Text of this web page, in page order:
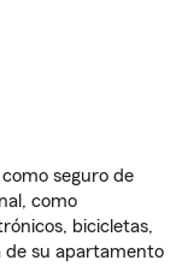
seguro de
como
bicicletas,
su apartamento